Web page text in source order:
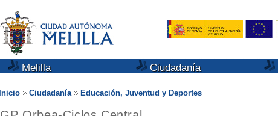
Melilla Ciudadanía
Inicio Ciudadanía Educación, Juventud y Deportes